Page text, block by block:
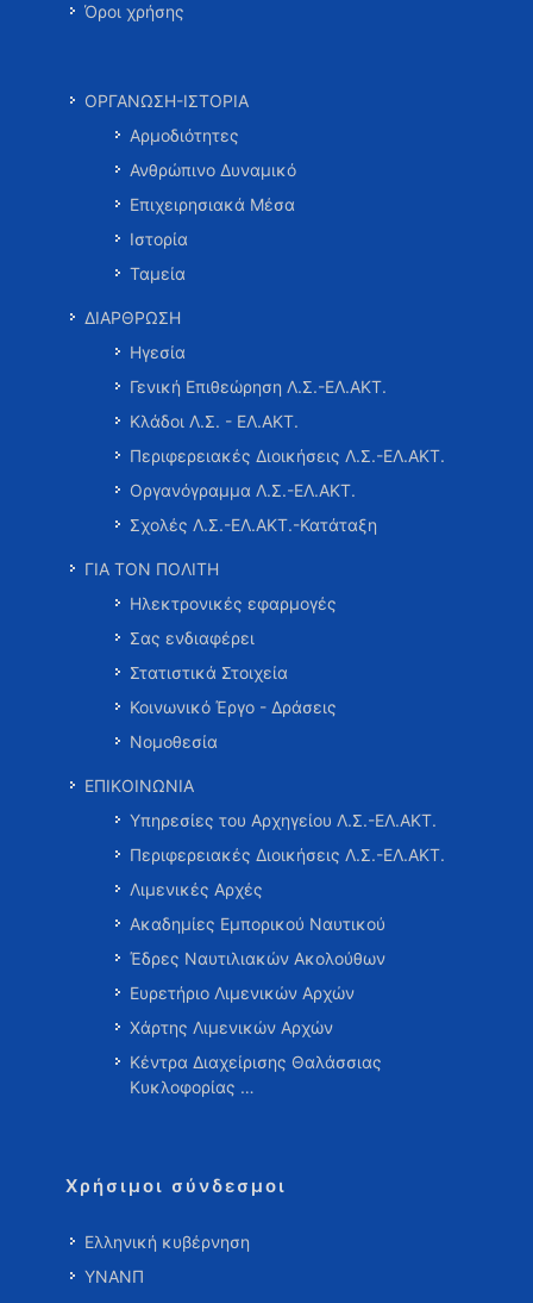
Όροι χρήσης
ΟΡΓΑΝΩΣΗ-ΙΣΤΟΡΙΑ
Αρμοδιότητες
Ανθρώπινο Δυναμικό
Επιχειρησιακά Μέσα
Ιστορία
Ταμεία
ΔΙΑΡΘΡΩΣΗ
Ηγεσία
Γενική Επιθεώρηση Λ.Σ.-ΕΛ.ΑΚΤ.
Κλάδοι Λ.Σ. - ΕΛ.ΑΚΤ.
Περιφερειακές Διοικήσεις Λ.Σ.-ΕΛ.ΑΚΤ.
Οργανόγραμμα Λ.Σ.-ΕΛ.ΑΚΤ.
Σχολές Λ.Σ.-ΕΛ.ΑΚΤ.-Κατάταξη
ΓΙΑ ΤΟΝ ΠΟΛΙΤΗ
Ηλεκτρονικές εφαρμογές
Σας ενδιαφέρει
Στατιστικά Στοιχεία
Κοινωνικό Έργο - Δράσεις
Νομοθεσία
ΕΠΙΚΟΙΝΩΝΙΑ
Υπηρεσίες του Αρχηγείου Λ.Σ.-ΕΛ.ΑΚΤ.
Περιφερειακές Διοικήσεις Λ.Σ.-ΕΛ.ΑΚΤ.
Λιμενικές Αρχές
Ακαδημίες Εμπορικού Ναυτικού
Έδρες Ναυτιλιακών Ακολούθων
Ευρετήριο Λιμενικών Αρχών
Χάρτης Λιμενικών Αρχών
Κέντρα Διαχείρισης Θαλάσσιας
Κυκλοφορίας …
Χρήσιμοι σύνδεσμοι
Ελληνική κυβέρνηση
ΥΝΑΝΠ